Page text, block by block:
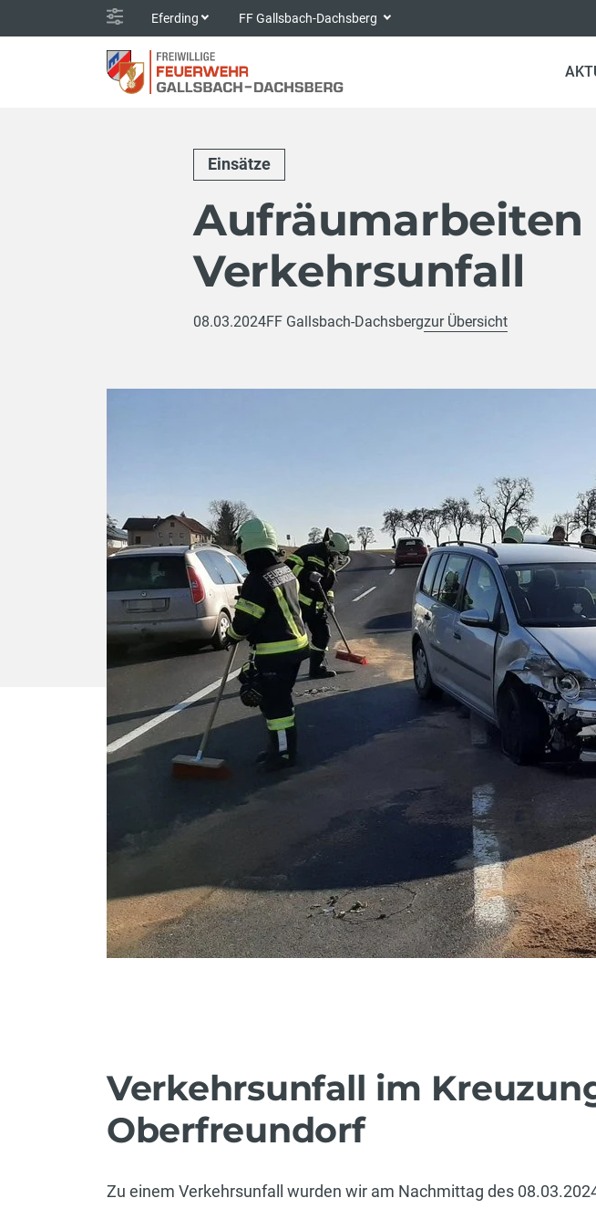
Eferding FF Gallsbach-Dachsberg
Einsätze
Aufräumarbeiten
Verkehrsunfall
08.03.2024FF Gallsbach-Dachsbergzur Übersicht
Verkehrsunfall im
Oberfreundorf
Zu einem Verkehrsunfall wurden wir am Nachmittag des